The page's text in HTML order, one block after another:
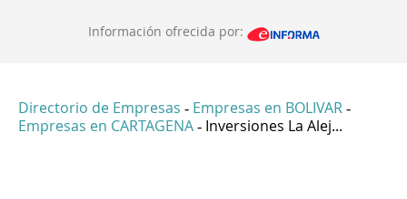
Información ofrecida por:
Directorio de Empresas - Empresas en BOLIVAR -
Empresas en CARTAGENA - Inversiones La Alej...